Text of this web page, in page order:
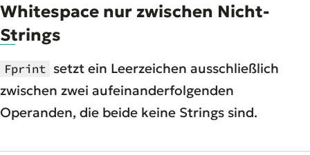
Whitespace nur zwischen Nicht-
Strings
Fprint setzt ein Leerzeichen ausschließlich
zwischen zwei aufeinanderfolgenden
Operanden, die beide keine Strings sind.